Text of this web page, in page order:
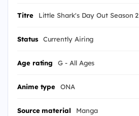
Titre Little Shark's Day Out Season 2
Status Currently Airing
Age rating G - All Ages
Anime type ONA
Source material Manga